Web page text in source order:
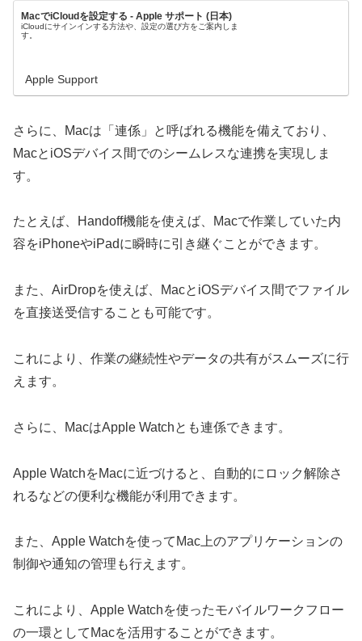
MacでiCloudを設定する - Apple サポート (日本)
iCloudにサインインする方法や、設定の選び方をご案内しま
す。
Apple Support
さらに、Macは「連係」と呼ばれる機能を備えており、
MacとiOSデバイス間でのシームレスな連携を実現しま
す。
たとえば、Handoff機能を使えば、Macで作業していた内
容をiPhoneやiPadに瞬時に引き継ぐことができます。
また、AirDropを使えば、MacとiOSデバイス間でファイル
を直接送受信することも可能です。
これにより、作業の継続性やデータの共有がスムーズに行
えます。
さらに、MacはApple Watchとも連係できます。
Apple WatchをMacに近づけると、自動的にロック解除さ
れるなどの便利な機能が利用できます。
また、Apple Watchを使ってMac上のアプリケーションの
制御や通知の管理も行えます。
これにより、Apple Watchを使ったモバイルワークフロー
の一環としてMacを活用することができます。